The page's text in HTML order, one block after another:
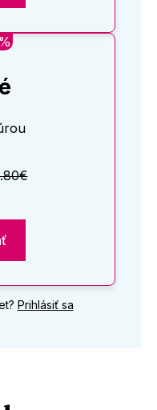
Prihlásiť sa